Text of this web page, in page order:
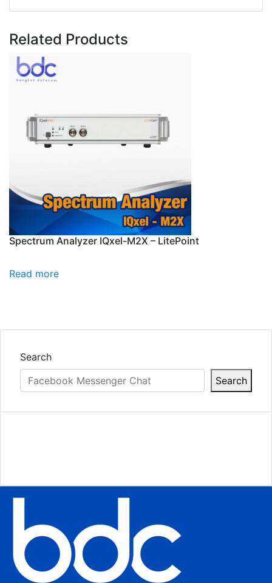
Related Products
Spectrum Analyzer IQxel-M2X – LitePoint
Read more
Search
Search